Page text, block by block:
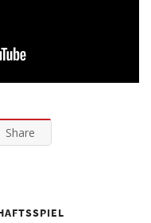
Share